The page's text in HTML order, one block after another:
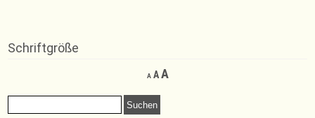
Schriftgröße
A
Decrease
font
AReset
size.
AIncrease
Suchen
nach: